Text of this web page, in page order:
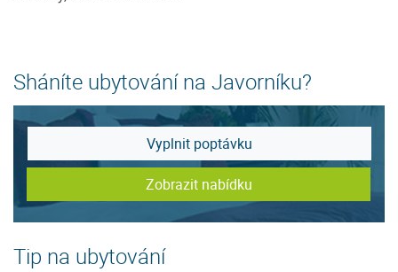
Sháníte ubytování na Javorníku?
Vyplnit poptávku
Zobrazit nabídku
Tip na ubytování